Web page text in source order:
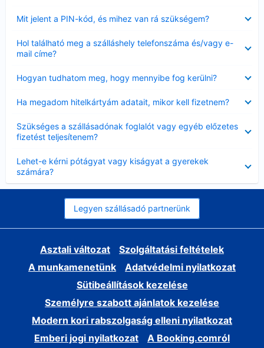
Mit jelent a PIN-kód, és mihez van rá szükségem?
Hol található meg a szálláshely telefonszáma és/vagy e-
mail címe?
Hogyan tudhatom meg, hogy mennyibe fog kerülni?
Ha megadom hitelkártyám adatait, mikor kell fizetnem?
Szükséges a szállásadónak foglalót vagy egyéb előzetes
fizetést teljesítenem?
Lehet-e kérni pótágyat vagy kiságyat a gyerekek
számára?
Legyen szállásadó partnerünk
Asztali változat
Szolgáltatási feltételek
A munkamenetünk
Adatvédelmi nyilatkozat
Sütibeállítások kezelése
Személyre szabott ajánlatok kezelése
Modern kori rabszolgaság elleni nyilatkozat
Emberi jogi nyilatkozat
A Booking.comról